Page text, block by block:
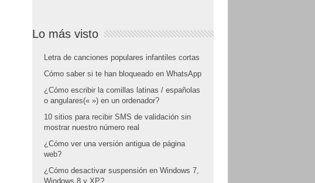
Lo más visto
Letra de canciones populares infantiles cortas
Cómo saber si te han bloqueado en WhatsApp
¿Cómo escribir la comillas latinas / españolas
o angulares(« ») en un ordenador?
10 sitios para recibir SMS de validación sin
mostrar nuestro número real
¿Cómo ver una versión antigua de página
web?
¿Cómo desactivar suspensión en Windows 7,
Windows 8 y XP?